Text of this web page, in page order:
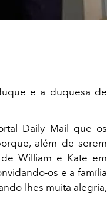
e a duquesa de
Daily Mail que os
além de serem
William e Kate em
os e a família
lhes muita alegria,